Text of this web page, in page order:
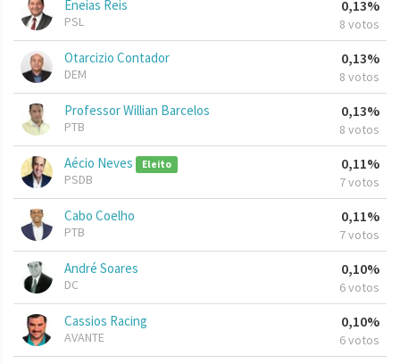
Eneias Reis
PSL
0,13%
8 votos
Otarcizio Contador
DEM
0,13%
8 votos
Professor Willian Barcelos
PTB
0,13%
8 votos
Aécio Neves Eleito
PSDB
0,11%
7 votos
Cabo Coelho
PTB
0,11%
7 votos
André Soares
DC
0,10%
6 votos
Cassios Racing
AVANTE
0,10%
6 votos